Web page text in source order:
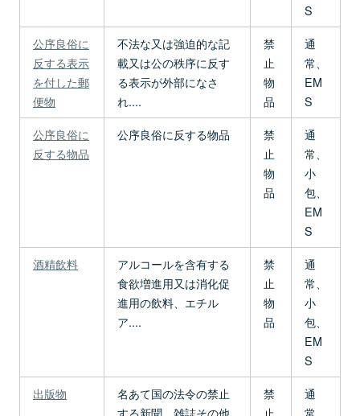
S
公序良俗に
反する表示
を付した郵
便物
不法な又は強迫的な記
載又は公の秩序に反す
る表示が外部になさ
れ....
禁
止
物
品
通
常、
EM
S
公序良俗に
反する物品
公序良俗に反する物品
禁
止
物
品
通
常、
小
包、
EM
S
酒精飲料
アルコールを含有する
食欲増進用又は消化促
進用の飲料、エチル
ア....
禁
止
物
品
通
常、
小
包、
EM
S
出版物
名あて国の法令の禁止
する新聞、雑誌その他
禁
止
通
常、